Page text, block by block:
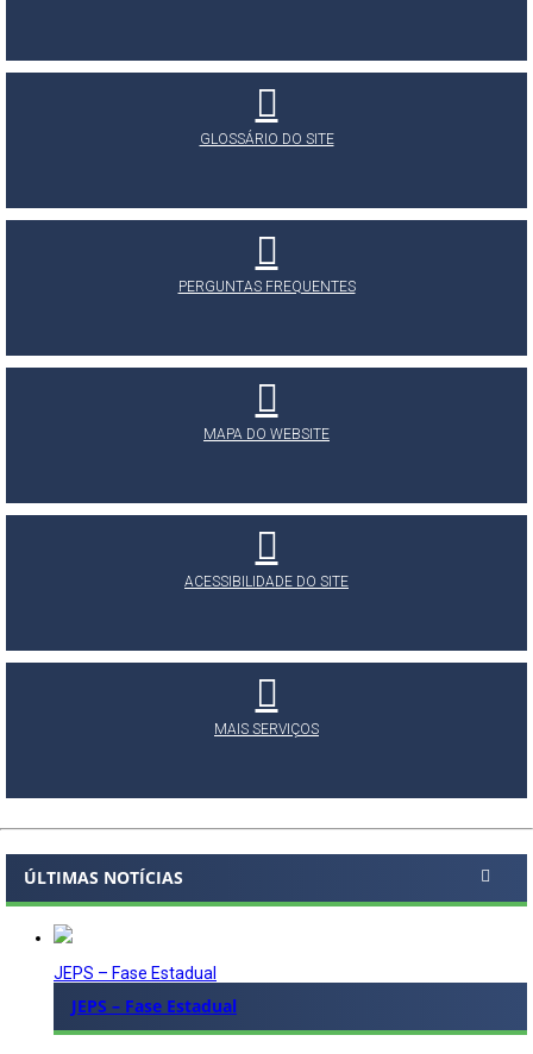
GLOSSÁRIO DO SITE
PERGUNTAS FREQUENTES
MAPA DO WEBSITE
ACESSIBILIDADE DO SITE
MAIS SERVIÇOS
ÚLTIMAS NOTÍCIAS
JEPS – Fase Estadual
JEPS – Fase Estadual